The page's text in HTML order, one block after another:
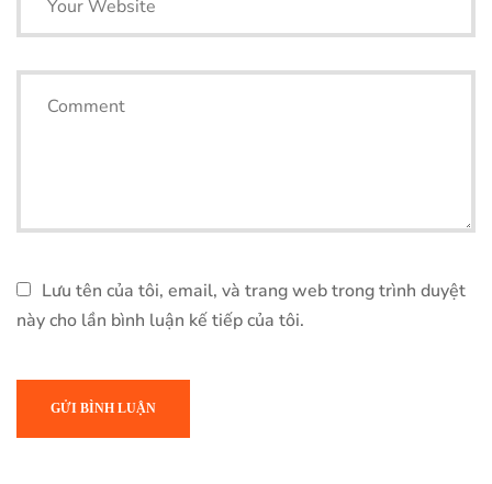
Lưu tên của tôi, email, và trang web trong trình duyệt
này cho lần bình luận kế tiếp của tôi.